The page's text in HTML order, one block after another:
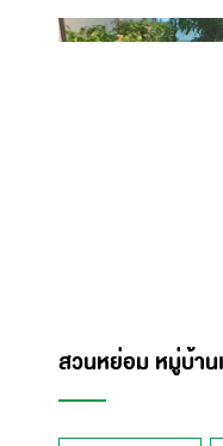
สวนหย่อม หมู่บ้าน